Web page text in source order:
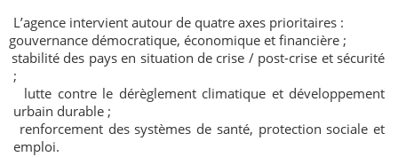
L’agence intervient autour de quatre axes prioritaires :
gouvernance démocratique, économique et financière ;
stabilité des pays en situation de crise / post-crise et sécurité
;
lutte contre le dérèglement climatique et développement
urbain durable ;
renforcement des systèmes de santé, protection sociale et
emploi.